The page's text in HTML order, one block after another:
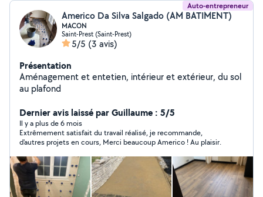
Auto-entrepreneur
Americo Da Silva Salgado (AM BATIMENT)
MACON
Saint-Prest (Saint-Prest)
5/5 (3 avis)
Présentation
Aménagement et entetien, intérieur et extérieur, du sol
au plafond
Dernier avis laissé par Guillaume : 5/5
Il y a plus de 6 mois
Extrêmement satisfait du travail réalisé, je recommande,
d'autres projets en cours, Merci beaucoup Americo ! Au plaisir.